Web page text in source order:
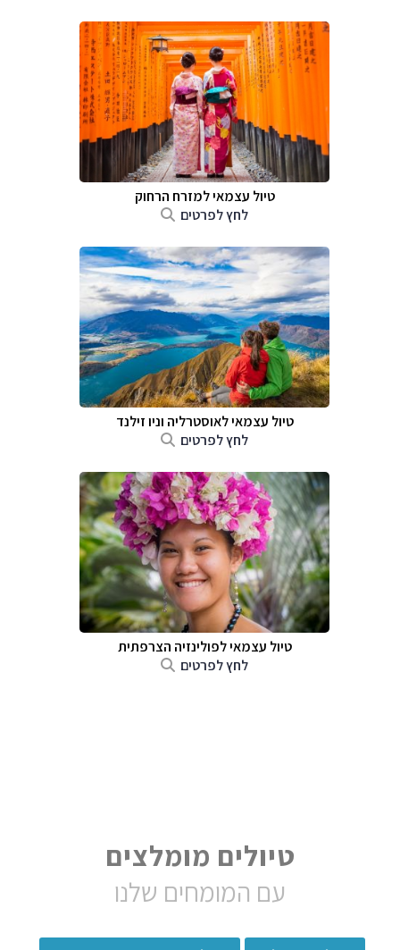
טיול עצמאי למזרח הרחוק
לחץ לפרטים
טיול עצמאי לאוסטרליה וניו זילנד
לחץ לפרטים
טיול עצמאי לפולינזיה הצרפתית
לחץ לפרטים
טיולים מומלצים
עם המומחים שלנו